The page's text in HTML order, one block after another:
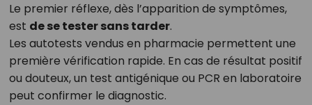
Le premier réflexe, dès l’apparition de symptômes,
est de se tester sans tarder.
Les autotests vendus en pharmacie permettent une
première vérification rapide. En cas de résultat positif
ou douteux, un test antigénique ou PCR en laboratoire
peut confirmer le diagnostic.